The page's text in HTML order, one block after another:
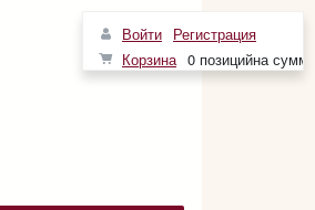
Войти Регистрация
Корзина 0 позицийна